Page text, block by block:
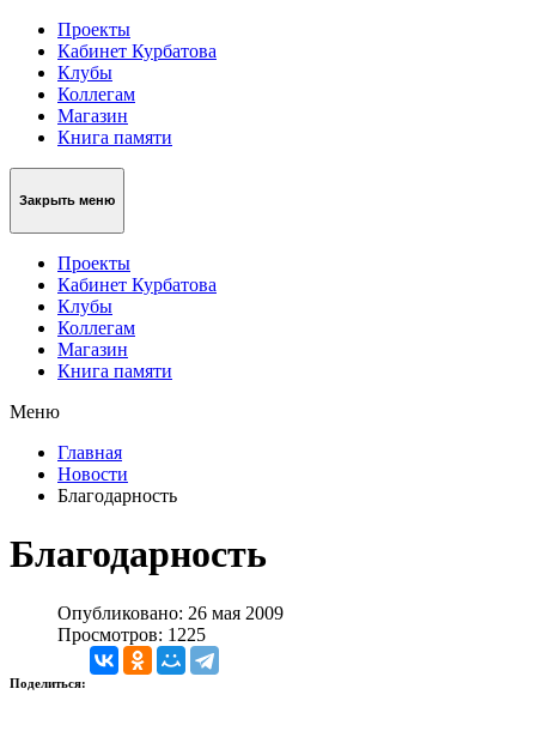
Проекты
Кабинет Курбатова
Клубы
Коллегам
Магазин
Книга памяти
Закрыть меню
Проекты
Кабинет Курбатова
Клубы
Коллегам
Магазин
Книга памяти
Меню
Главная
Новости
Благодарность
Благодарность
Опубликовано: 26 мая 2009
Просмотров: 1225
Поделиться: